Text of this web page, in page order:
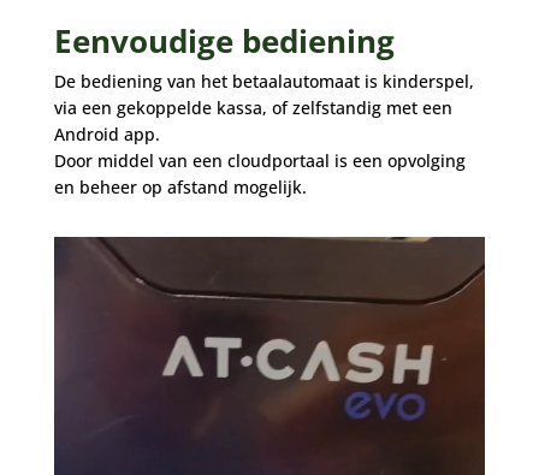
Eenvoudige bediening
De bediening van het betaalautomaat is kinderspel,
via een gekoppelde kassa, of zelfstandig met een
Android app.
Door middel van een cloudportaal is een opvolging
en beheer op afstand mogelijk.